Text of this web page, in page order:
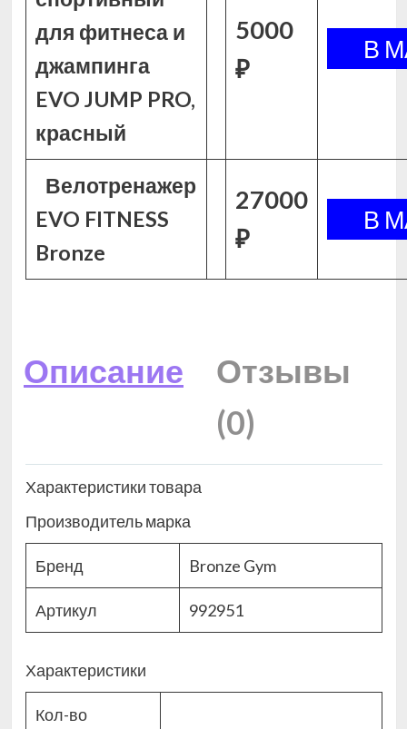
для фитнеса и
джампинга
EVO JUMP PRO,
красный
5000
₽
Велотренажер
EVO FITNESS
Bronze
27000
₽
Описание
Отзывы
(0)
Характеристики товара
Производитель марка
Бренд Bronze Gym
Артикул 992951
Характеристики
Кол-во